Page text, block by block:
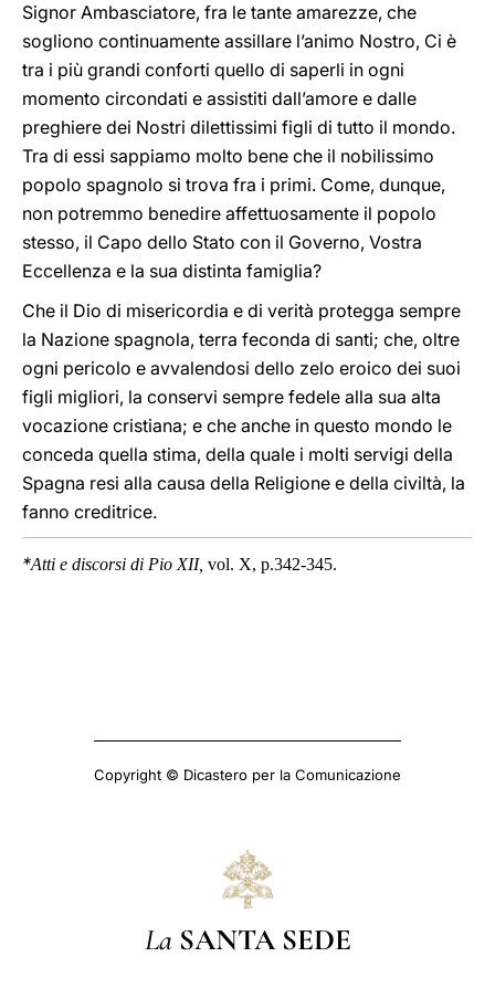
Signor Ambasciatore, fra le tante amarezze, che
sogliono continuamente assillare l’animo Nostro, Ci è
tra i più grandi conforti quello di saperli in ogni
momento circondati e assistiti dall’amore e dalle
preghiere dei Nostri dilettissimi figli di tutto il mondo.
Tra di essi sappiamo molto bene che il nobilissimo
popolo spagnolo si trova fra i primi. Come, dunque,
non potremmo benedire affettuosamente il popolo
stesso, il Capo dello Stato con il Governo, Vostra
Eccellenza e la sua distinta famiglia?
Che il Dio di misericordia e di verità protegga sempre
la Nazione spagnola, terra feconda di santi; che, oltre
ogni pericolo e avvalendosi dello zelo eroico dei suoi
figli migliori, la conservi sempre fedele alla sua alta
vocazione cristiana; e che anche in questo mondo le
conceda quella stima, della quale i molti servigi della
Spagna resi alla causa della Religione e della civiltà, la
fanno creditrice.
*Atti e discorsi di Pio XII, vol. X, p.342-345.
Copyright © Dicastero per la Comunicazione
La SANTA SEDE